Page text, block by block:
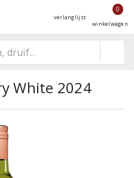
verlanglijst
0
winkelwagen
White 2024